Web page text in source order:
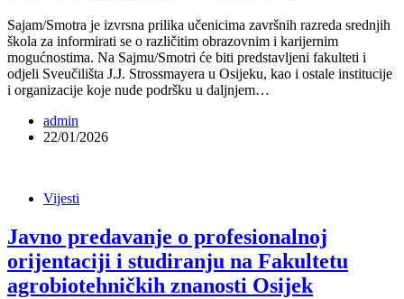
Sajam/Smotra je izvrsna prilika učenicima završnih razreda srednjih
škola za informirati se o različitim obrazovnim i karijernim
mogućnostima. Na Sajmu/Smotri će biti predstavljeni fakulteti i
odjeli Sveučilišta J.J. Strossmayera u Osijeku, kao i ostale institucije
i organizacije koje nude podršku u daljnjem…
admin
22/01/2026
Vijesti
Javno predavanje o profesionalnoj
orijentaciji i studiranju na Fakultetu
agrobiotehničkih znanosti Osijek